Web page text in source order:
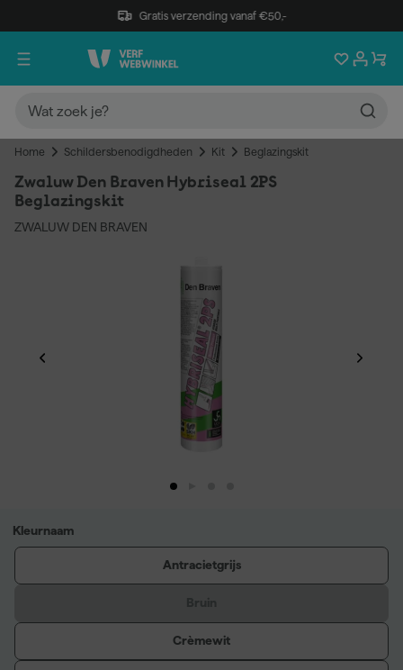
Gratis verzending vanaf €50,-
Home Schildersbenodigdheden Kit Beglazingskit
Zwaluw Den Braven Hybriseal 2PS
Beglazingskit
ZWALUW DEN BRAVEN
Kleurnaam
Antracietgrijs
Crèmewit